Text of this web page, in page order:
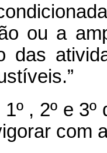
ou a
das
, 2º e
com